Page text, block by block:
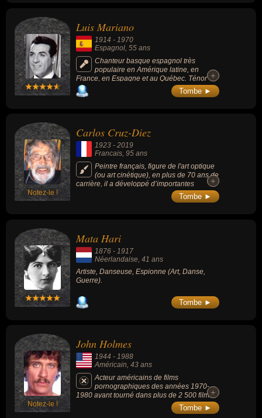
Luis Mariano
1914 - 1970
Espagnol , 55 ans
Chanteur basque espagnol très
populaire en Amérique latine, en
France, en Espagne et au Québec. Ténor
d'opérette , il devient célèbre grâce à « La
Belle de Cadix » ou « Le Chanteur de
+
+
Tombe ►
Notez-le !
Carlos Cruz-Diez
1923 - 2019
Francais, 95 ans
Peintre français, figure de l'art optique
(ou art cinétique), en plus de 70 ans de
carrière, il a développé d’importantes
recherches sur la couleur et ses oeuvres
sont exposées dans les plus grands musées
+
+
Tombe ►
Mata Hari
1876 - 1917
Néerlandaise , 41 ans
Artiste, Danseuse, Espionne (Art, Danse,
Guerre).
Tombe ►
Notez-le !
John Holmes
1944 - 1988
Américain, 43 ans
Acteur américains de films
pornographiques des années 1970-
1980 ayant tourné dans plus de 2 500 films
et surtout connu pour la taille de son pénis
(25 à 28 cm), considéré comme étant le plus
+
+
Tombe ►